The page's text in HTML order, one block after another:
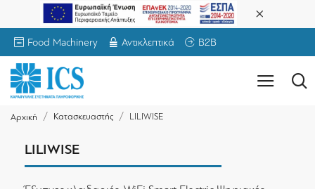
Food Machinery Αντικλεπτικά B2B
Αρχική Κατασκευαστής LILIWISE
LILIWISE